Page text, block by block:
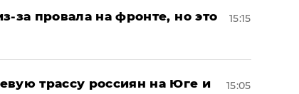
за провала на фронте, но это
15:15
трассу россиян на Юге и
15:05